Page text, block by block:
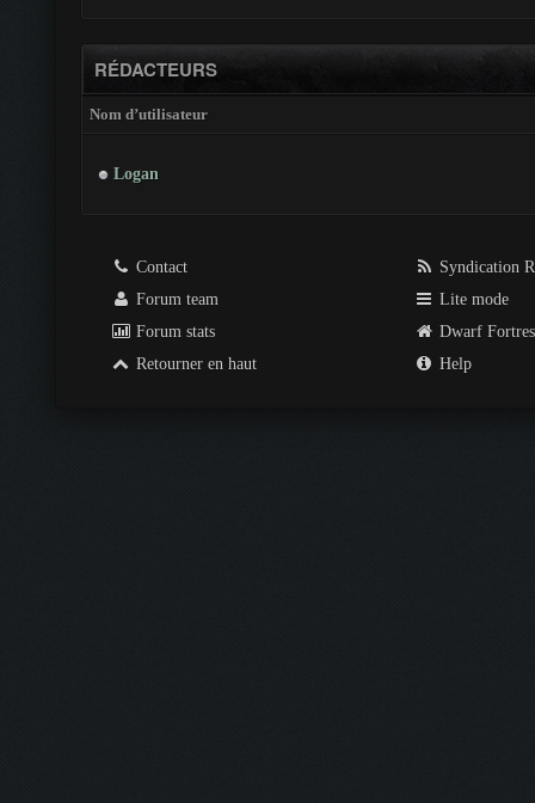
RÉDACTEURS
Nom d’utilisateur
Logan
Contact
Forum team
Forum stats
Retourner en haut
Syndication
Lite mode
Dwarf
Help